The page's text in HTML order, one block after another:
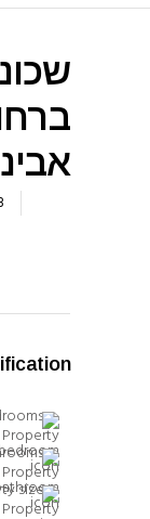
אבינו
size: